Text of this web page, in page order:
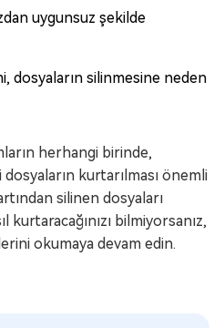
uygunsuz şekilde
dosyaların silinmesine neden
herhangi birinde,
kurtarılması önemli
silinen dosyaları
kurtaracağınızı bilmiyorsanız,
okumaya devam edin.